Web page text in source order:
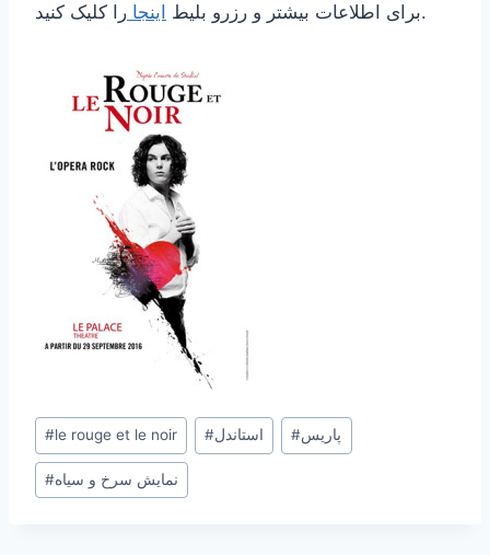
برای اطلاعات بیشتر و رزرو بلیط اینجا را کلیک کنید.
Post
Tags:
#le rouge et le noir #استاندل #پاریس
#نمایش سرخ و سیاه